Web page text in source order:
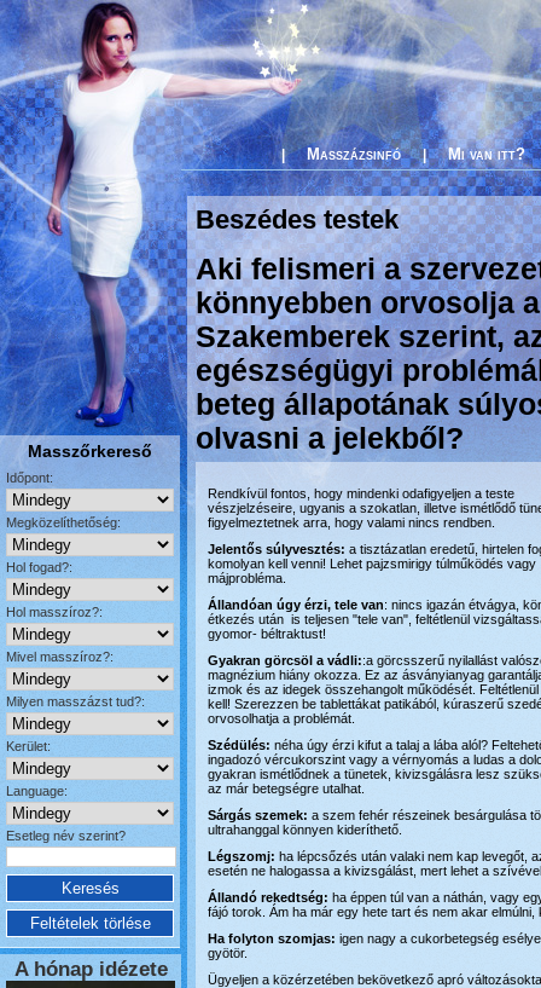
Masszőrkereső
Időpont:
Megközelíthetőség:
Hol fogad?:
Hol masszíroz?:
Mivel masszíroz?:
Milyen masszázst tud?:
Kerület:
Language:
Esetleg név szerint?
A hónap idézete
| Masszázsinfó | Mi van itt?
Beszédes testek
Aki felismeri a
könnyebben orvosolja
Szakemberek szerint,
egészségügyi
beteg állapotának
olvasni a jelekből?
Rendkívül fontos, hogy mindenki odafigyeljen a teste
vészjelzéseire, ugyanis a szokatlan, illetve ismétlődő
figyelmeztetnek arra, hogy valami nincs rendben.
Jelentős súlyvesztés: a tisztázatlan eredetű, hirtelen
komolyan kell venni! Lehet pajzsmirigy túlműködés vagy
májprobléma.
Állandóan úgy érzi, tele van: nincs igazán étvágya,
étkezés után is teljesen "tele van", feltétlenül
gyomor- béltraktust!
Gyakran görcsöl a vádli::a görcsszerű nyilallást
magnézium hiány okozza. Ez az ásványianyag
izmok és az idegek összehangolt működését. Feltétlenül
kell! Szerezzen be tablettákat patikából, kúraszerű
orvosolhatja a problémát.
Szédülés: néha úgy érzi kifut a talaj a lába alól?
ingadozó vércukorszint vagy a vérnyomás a ludas a
gyakran ismétlődnek a tünetek, kivizsgálásra lesz
az már betegségre utalhat.
Sárgás szemek: a szem fehér részeinek besárgulása
ultrahanggal könnyen kideríthető.
Légszomj: ha lépcsőzés után valaki nem kap levegőt,
esetén ne halogassa a kivizsgálást, mert lehet a
Állandó rekedtség: ha éppen túl van a náthán, vagy
fájó torok. Ám ha már egy hete tart és nem akar
Ha folyton szomjas: igen nagy a cukorbetegség
gyötör.
Ügyeljen a közérzetében bekövetkező apró